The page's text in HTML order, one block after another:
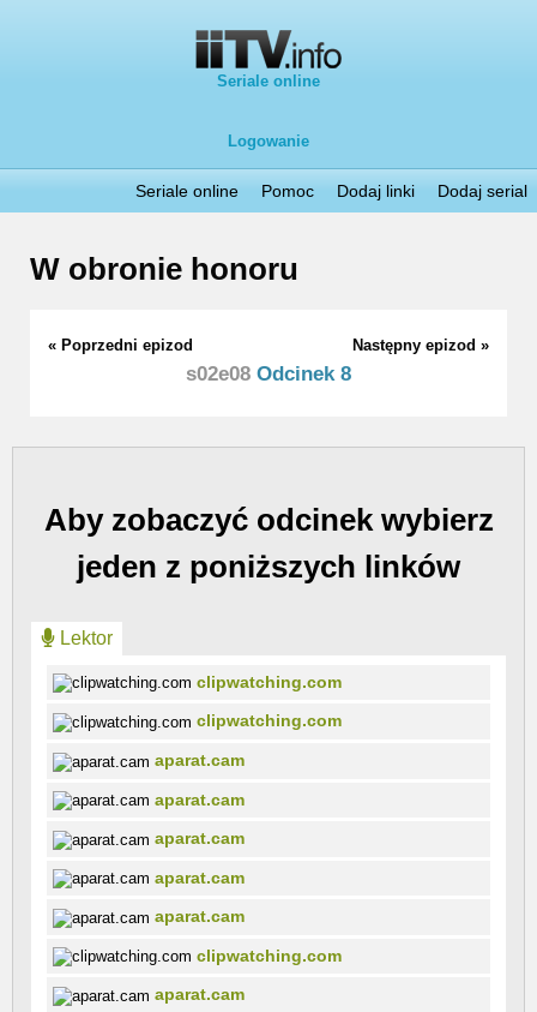
Seriale online
Logowanie
Seriale online Pomoc Dodaj linki Dodaj serial
W obronie honoru
« Poprzedni epizod Następny epizod »
s02e08 Odcinek 8
Aby zobaczyć odcinek wybierz
jeden z poniższych linków
Lektor
clipwatching.com
clipwatching.com
aparat.cam
aparat.cam
aparat.cam
aparat.cam
aparat.cam
clipwatching.com
aparat.cam